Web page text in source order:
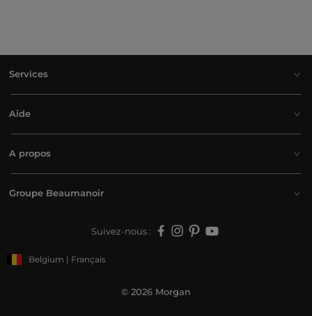
Services
Aide
A propos
Groupe Beaumanoir
Suivez-nous :
Belgium | Français
© 2026 Morgan